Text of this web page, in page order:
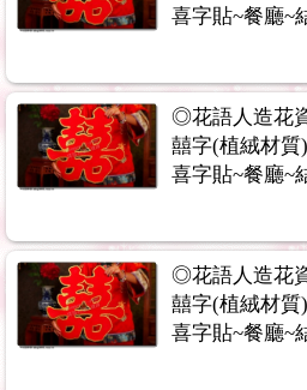
喜字貼~餐廳~
◎花語人造花
囍字(植絨材質
喜字貼~餐廳~
◎花語人造花
囍字(植絨材質
喜字貼~餐廳~